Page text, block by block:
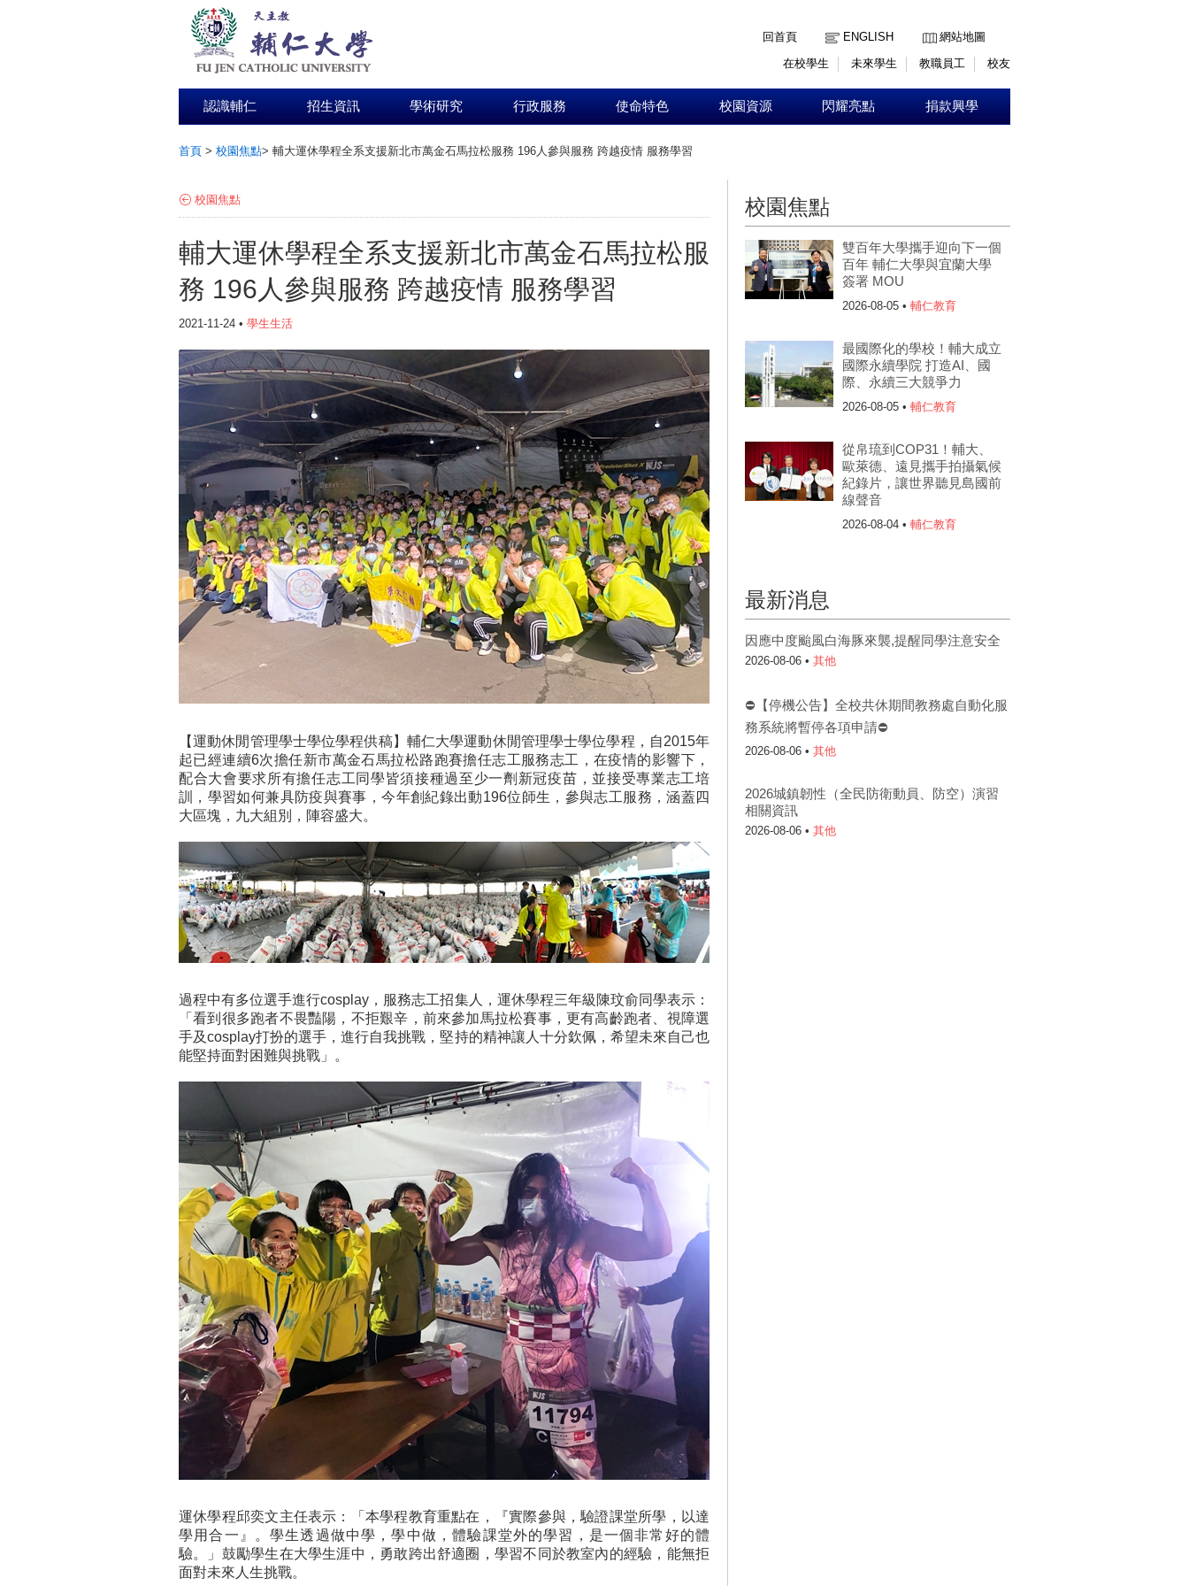
回首頁
ENGLISH
網站地圖
在校學生
未來學生 教職員工 校友
認識輔仁 招生資訊 學術研究 行政服務 使命特色 校園資源 閃耀亮點 捐款興學
首頁 > 校園焦點> 輔大運休學程全系支援新北市萬金石馬拉松服務 196人參與服務 跨越疫情 服務學習
校園焦點
輔大運休學程全系支援新北市萬金石馬拉松服
務 196人參與服務 跨越疫情 服務學習
2021-11-24 • 學生生活
【運動休閒管理學士學位學程供稿】輔仁大學運動休閒管理學士學位學程，自2015年
起已經連續6次擔任新市萬金石馬拉松路跑賽擔任志工服務志工，在疫情的影響下，
配合大會要求所有擔任志工同學皆須接種過至少一劑新冠疫苗，並接受專業志工培
訓，學習如何兼具防疫與賽事，今年創紀錄出動196位師生，參與志工服務，涵蓋四
大區塊，九大組別，陣容盛大。
過程中有多位選手進行cosplay，服務志工招集人，運休學程三年級陳玟俞同學表示：
「看到很多跑者不畏豔陽，不拒艱辛，前來參加馬拉松賽事，更有高齡跑者、視障選
手及cosplay打扮的選手，進行自我挑戰，堅持的精神讓人十分欽佩，希望未來自己也
能堅持面對困難與挑戰」。
運休學程邱奕文主任表示：「本學程教育重點在，『實際參與，驗證課堂所學，以達
學用合一』。學生透過做中學，學中做，體驗課堂外的學習，是一個非常好的體
驗。」鼓勵學生在大學生涯中，勇敢跨出舒適圈，學習不同於教室內的經驗，能無拒
面對未來人生挑戰。
校園焦點
雙百年大學攜手迎向下一個
百年 輔仁大學與宜蘭大學
簽署 MOU
2026-08-05 • 輔仁教育
最國際化的學校！輔大成立
國際永續學院 打造AI、國
際、永續三大競爭力
2026-08-05 • 輔仁教育
從帛琉到COP31！輔大、
歐萊德、遠見攜手拍攝氣候
紀錄片，讓世界聽見島國前
線聲音
2026-08-04 • 輔仁教育
最新消息
因應中度颱風白海豚來襲,提醒同學注意安全
2026-08-06 • 其他
⛔【停機公告】全校共休期間教務處自動化服
務系統將暫停各項申請⛔
2026-08-06 • 其他
2026城鎮韌性（全民防衛動員、防空）演習
相關資訊
2026-08-06 • 其他